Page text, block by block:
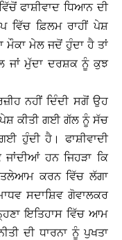
ਫਾਸ਼ੀਵਾਦ ਧਿਆਨ ਦੀ
ਫ਼ਿਲਮ ਰਾਹੀਂ ਪੇਸ਼
ਮੌਕਾ ਮੇਲ ਜਦੋਂ ਹੁੰਦਾ ਹੈ ਤਾਂ
ਜਾਂ ਮੁੱਦਾ ਦਰਸ਼ਕ ਨੂੰ ਕੁਝ
ਨਹੀਂ ਦਿੰਦੀ ਸਗੋਂ ਉਹ
ਕੀਤੀ ਗਈ ਗੱਲ ਨੂੰ ਸੱਚ
ਹੁੰਦੀ ਹੈ। ਫਾਸ਼ੀਵਾਦੀ
ਹਨ ਜਿਹੜਾ ਕਿ
ਕਰਨ ਵਿੱਚ ਲੱਗਾ
ਸਦਾਸ਼ਿਵ ਗੋਵਾਲਕਰ
ਇਤਿਹਾਸ ਵਿੱਚ ਆਮ
ਦੀ ਧਾਰਨਾ ਨੂੰ ਪੁਖਤਾ